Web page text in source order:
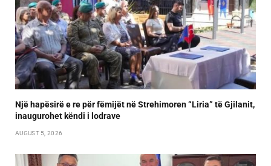
Një hapësirë e re për fëmijët në Strehimoren “Liria” të Gjilanit,
inaugurohet këndi i lodrave
AUGUST 5, 2026